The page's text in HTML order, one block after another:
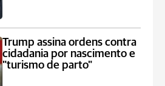
Trump assina ordens contra
cidadania por nascimento e
"turismo de parto"